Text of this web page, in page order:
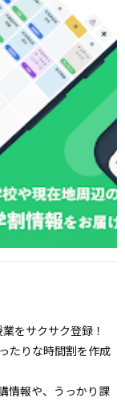
をサクサク登録！
たりな時間割を作成
情報や、うっかり課